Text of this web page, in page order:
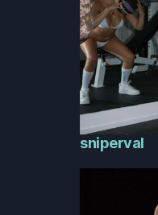
sniperval